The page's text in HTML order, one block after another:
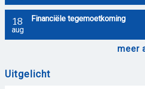
18
aug
Financiële tegemoetkoming
meer
Uitgelicht